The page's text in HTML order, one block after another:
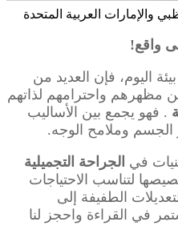
واقع!
اليوم، فإن العديد من
مظهرهم واحترامهم لذاتهم
. فهو يجمع بين الأساليب
الجسم وملامح الوجه.
في الجراحة التجميلية
لتناسب الاحتياجات
الطفيفة إلى
في القراءة واحجز لنا